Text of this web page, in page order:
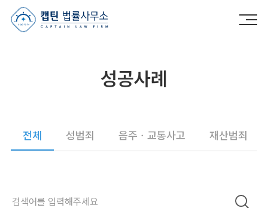
캡틴법률사무소
성공사례
전체 성범죄 음주ㆍ교통사고 재산범죄